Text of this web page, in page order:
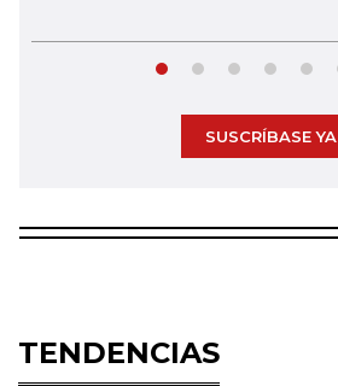
SUSCRÍBASE YA
TENDENCIAS